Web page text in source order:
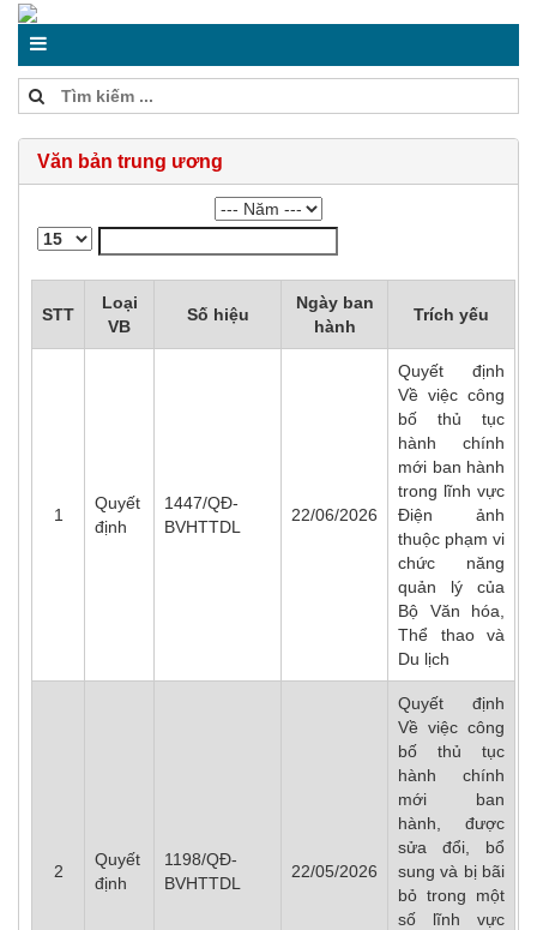
Văn bản trung ương
STT
Loại
VB
Số hiệu
Ngày ban
hành
Trích yếu
1
Quyết
định
1447/QĐ-
BVHTTDL
22/06/2026
Quyết định
Về việc công
bố thủ tục
hành chính
mới ban hành
trong lĩnh vực
Điện ảnh
thuộc phạm vi
chức năng
quản lý của
Bộ Văn hóa,
Thể thao và
Du lịch
2
Quyết
định
1198/QĐ-
BVHTTDL
22/05/2026
Quyết định
Về việc công
bố thủ tục
hành chính
mới ban
hành, được
sửa đổi, bổ
sung và bị bãi
bỏ trong một
số lĩnh vực